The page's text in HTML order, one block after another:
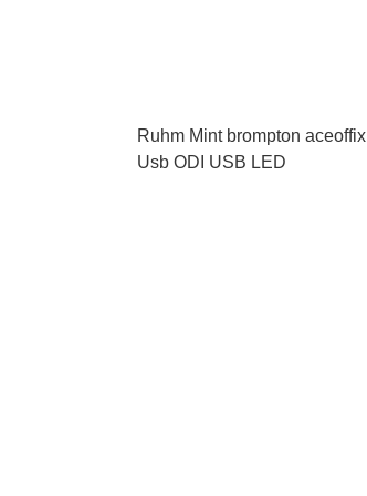
Ruhm Mint brompton aceoffix
Usb ODI USB LED